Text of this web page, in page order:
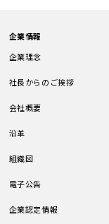
企業情報
企業理念
社長からのご挨拶
会社概要
沿革
組織図
電子公告
企業認定情報